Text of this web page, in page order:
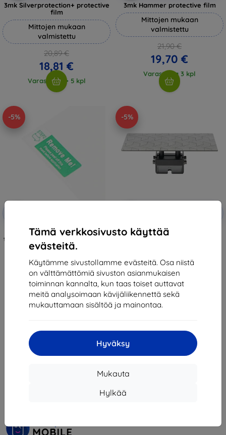
Tämä verkkosivusto käyttää
evästeitä.
Käytämme sivustollamme evästeitä. Osa niistä
on välttämättömiä sivuston asianmukaisen
toiminnan kannalta, kun taas toiset auttavat
meitä analysoimaan kävijäliikennettä sekä
mukauttamaan sisältöä ja mainontaa.
Hyväksy
Mukauta
Hylkää
3mk Silverprotection+ protective
film
Mittojen mukaan
valmistettu
20,89 €
18,81 €
Varastossa > 5 kpl
3mk Hammer protective film
Mittojen mukaan
valmistettu
21,90 €
19,70 €
Varastossa 3 kpl
-5%
Anycubic Screen Protector for
the Photon Mono 4 Ultra/Mono 4
21,90 €
20,81 €
Varastossa > 5 kpl
-5%
Anycubic Build Plate for the
Photon Mono 4
49,30 €
Varastossa > 5 kpl
yhteensä6.